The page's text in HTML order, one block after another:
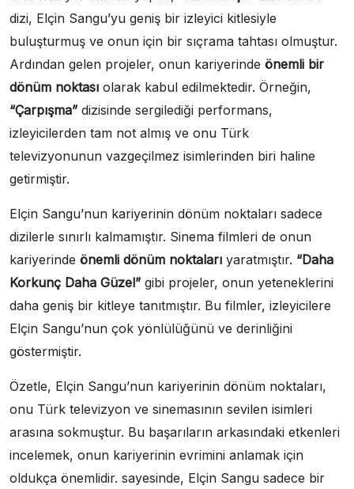
dizi, Elçin Sangu’yu geniş bir izleyici kitlesiyle
buluşturmuş ve onun için bir sıçrama tahtası olmuştur.
Ardından gelen projeler, onun kariyerinde önemli bir
dönüm noktası olarak kabul edilmektedir. Örneğin,
“Çarpışma” dizisinde sergilediği performans,
izleyicilerden tam not almış ve onu Türk
televizyonunun vazgeçilmez isimlerinden biri haline
getirmiştir.
Elçin Sangu’nun kariyerinin dönüm noktaları sadece
dizilerle sınırlı kalmamıştır. Sinema filmleri de onun
kariyerinde önemli dönüm noktaları yaratmıştır. “Daha
Korkunç Daha Güzel” gibi projeler, onun yeteneklerini
daha geniş bir kitleye tanıtmıştır. Bu filmler, izleyicilere
Elçin Sangu’nun çok yönlülüğünü ve derinliğini
göstermiştir.
Özetle, Elçin Sangu’nun kariyerinin dönüm noktaları,
onu Türk televizyon ve sinemasının sevilen isimleri
arasına sokmuştur. Bu başarıların arkasındaki etkenleri
incelemek, onun kariyerinin evrimini anlamak için
oldukça önemlidir. sayesinde, Elçin Sangu sadece bir